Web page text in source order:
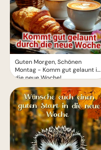
Guten Morgen, Schönen
Montag - Komm gut gelaunt in
die neue Woche!